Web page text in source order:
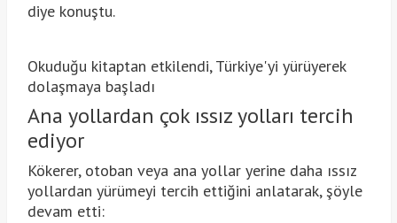
diye konuştu.
Okuduğu kitaptan etkilendi, Türkiye'yi yürüyerek
dolaşmaya başladı
Ana yollardan çok ıssız yolları tercih
ediyor
Kökerer, otoban veya ana yollar yerine daha ıssız
yollardan yürümeyi tercih ettiğini anlatarak, şöyle
devam etti: